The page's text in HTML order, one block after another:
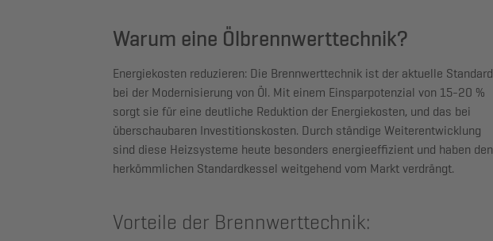
Warum eine Ölbrennwerttechnik?
Energiekosten reduzieren: Die Brennwerttechnik ist der aktuelle Standard
bei der Modernisierung von Öl. Mit einem Einsparpotenzial von 15-20 %
sorgt sie für eine deutliche Reduktion der Energiekosten, und das bei
überschaubaren Investitionskosten. Durch ständige Weiterentwicklung
sind diese Heizsysteme heute besonders energieeffizient und haben den
herkömmlichen Standardkessel weitgehend vom Markt verdrängt.
Vorteile der Brennwerttechnik: